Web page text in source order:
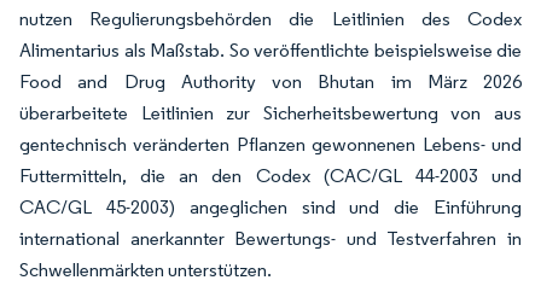
nutzen Regulierungsbehörden die Leitlinien des Codex
Alimentarius als Maßstab. So veröffentlichte beispielsweise die
Food and Drug Authority von Bhutan im März 2026
überarbeitete Leitlinien zur Sicherheitsbewertung von aus
gentechnisch veränderten Pflanzen gewonnenen Lebens- und
Futtermitteln, die an den Codex (CAC/GL 44-2003 und
CAC/GL 45-2003) angeglichen sind und die Einführung
international anerkannter Bewertungs- und Testverfahren in
Schwellenmärkten unterstützen.